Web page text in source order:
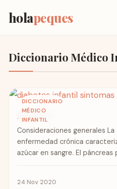
holapeques
Diccionario Médico
DICCIONARIO
MÉDICO
INFANTIL
Diabetes
Consideraciones generales
enfermedad crónica
azúcar en sangre. El
24 Nov 2020